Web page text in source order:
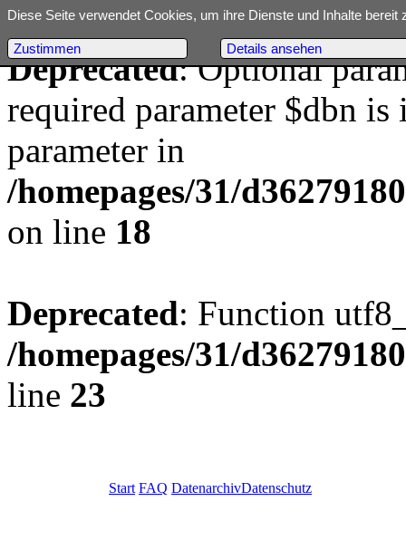
Deprecated: Optional
required parameter $dbn
parameter in
/homepages/31/
on line 18
Deprecated: Function
/homepages/31/
line 23
Start FAQ DatenarchivDatenschutz
Diese Seite verwendet Cookies, um ihre Dienste und Inhalte
Zustimmen Details ansehen